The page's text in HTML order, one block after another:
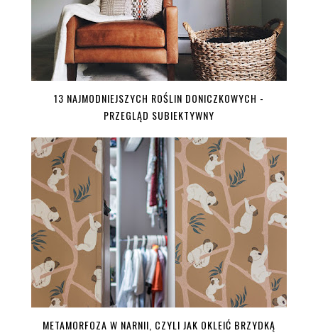
13 NAJMODNIEJSZYCH ROŚLIN DONICZKOWYCH -
PRZEGLĄD SUBIEKTYWNY
METAMORFOZA W NARNII, CZYLI JAK OKLEIĆ BRZYDKĄ